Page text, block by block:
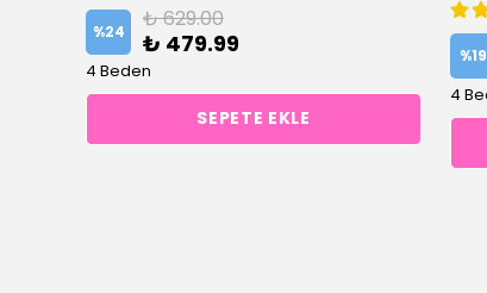
%24 ₺ 629.00
₺ 479.99
4 Beden
SEPETE EKLE
%19
4